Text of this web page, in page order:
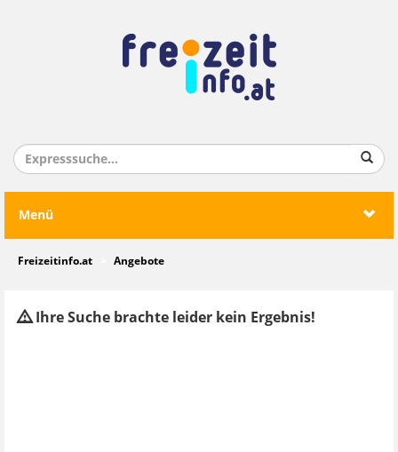
Menü
Freizeitinfo.at Angebote
Ihre Suche brachte leider kein Ergebnis!